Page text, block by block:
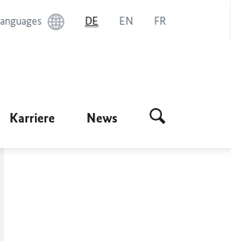
DE EN FR
Karriere News